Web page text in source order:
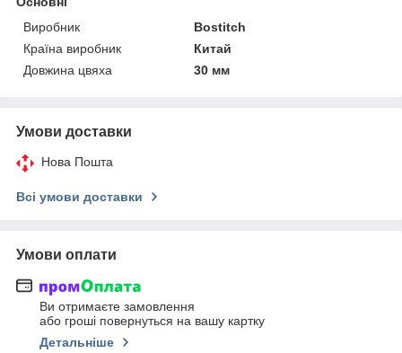
Виробник
Bostitch
Країна виробник
Китай
Довжина цвяха
30 мм
Умови доставки
Нова Пошта
Всі умови доставки
Умови оплати
Ви отримаєте замовлення
або гроші повернуться на вашу картку
Детальніше